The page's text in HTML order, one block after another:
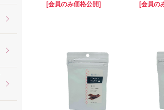
[会員のみ価格公開] [会員の